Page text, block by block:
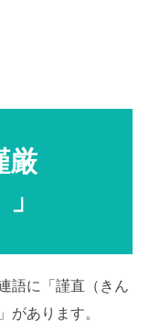
厳
語に「謹直（きん
があります。